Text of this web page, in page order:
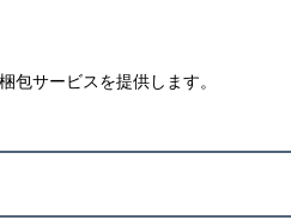
包サービスを提供します。